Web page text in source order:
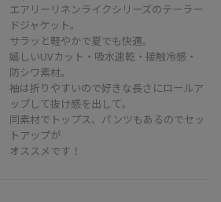
エアリーリネンライクシリーズのテーラー
ドジャケット。
サラッと軽やかで夏でも快適。
嬉しいUVカット・吸水速乾・接触冷感・
防シワ素材。
袖は折りやすいので好きな長さにロールア
ップして抜け感を出して。
同素材でトップス、パンツもあるのでセッ
トアップが
オススメです！